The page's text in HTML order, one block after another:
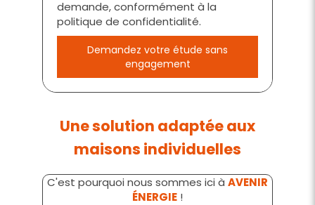
demande, conformément à la
politique de confidentialité.
Demandez votre étude sans
engagement
Une solution adaptée aux
maisons individuelles
C'est pourquoi nous sommes ici à AVENIR
ÉNERGIE !